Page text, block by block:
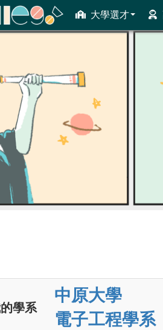
大學選才
學選才與高中育才輔助系統
學系
中原大學
電子工程學系